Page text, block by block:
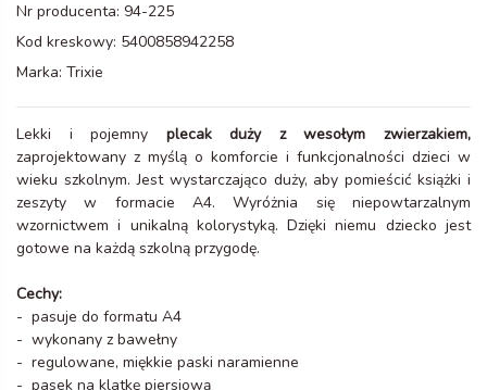
Nr producenta: 94-225
Kod kreskowy: 5400858942258
Marka: Trixie
Lekki i pojemny plecak duży z wesołym zwierzakiem,
zaprojektowany z myślą o komforcie i funkcjonalności dzieci w
wieku szkolnym. Jest wystarczająco duży, aby pomieścić książki i
zeszyty w formacie A4. Wyróżnia się niepowtarzalnym
wzornictwem i unikalną kolorystyką. Dzięki niemu dziecko jest
gotowe na każdą szkolną przygodę.
Cechy:
- pasuje do formatu A4
- wykonany z bawełny
- regulowane, miękkie paski naramienne
- pasek na klatkę piersiową